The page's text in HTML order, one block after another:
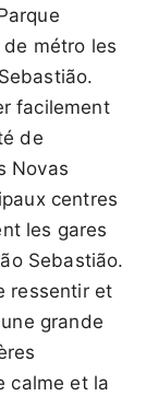
métro les
facilement
de
Novas
centres
les gares
Sebastião.
ressentir et
grande
calme et la